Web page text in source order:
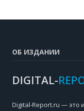
ОБ ИЗДАНИИ
DIGITAL-
Digital-Report.ru — это